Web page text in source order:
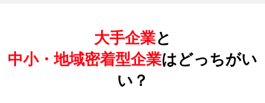
大手企業と
中小・地域密着型企業はどっちがい
い？